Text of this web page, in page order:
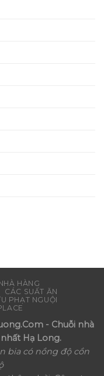
HÀNG
CÁC SUẤT ĂN
PHẠT NGUỘI
- Chuỗi nhà
Hạ Long.
bia có nồng độ cồn